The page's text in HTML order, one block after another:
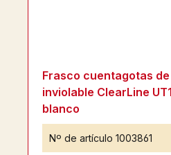
Frasco cuentagotas
inviolable ClearLine
blanco
Nº de artículo 1003861